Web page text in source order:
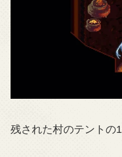
残された村のテントの